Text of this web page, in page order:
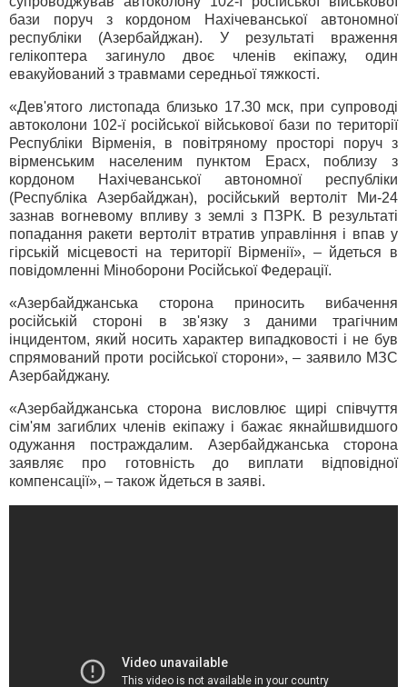
бази поруч з кордоном Нахічеванської автономної
республіки (Азербайджан). У результаті враження
гелікоптера загинуло двоє членів екіпажу, один
евакуйований з травмами середньої тяжкості.
«Дев'ятого листопада близько 17.30 мск, при супроводі
автоколони 102-ї російської військової бази по території
Республіки Вірменія, в повітряному просторі поруч з
вірменським населеним пунктом Ерасх, поблизу з
кордоном Нахічеванської автономної республіки
(Республіка Азербайджан), російський вертоліт Ми-24
зазнав вогневому впливу з землі з ПЗРК. В результаті
попадання ракети вертоліт втратив управління і впав у
гірській місцевості на території Вірменії», – йдеться в
повідомленні Міноборони Російської Федерації.
«Азербайджанська сторона приносить вибачення
російській стороні в зв'язку з даними трагічним
інцидентом, який носить характер випадковості і не був
спрямований проти російської сторони», – заявило МЗС
Азербайджану.
«Азербайджанська сторона висловлює щирі співчуття
сім'ям загиблих членів екіпажу і бажає якнайшвидшого
одужання постраждалим. Азербайджанська сторона
заявляє про готовність до виплати відповідної
компенсації», – також йдеться в заяві.